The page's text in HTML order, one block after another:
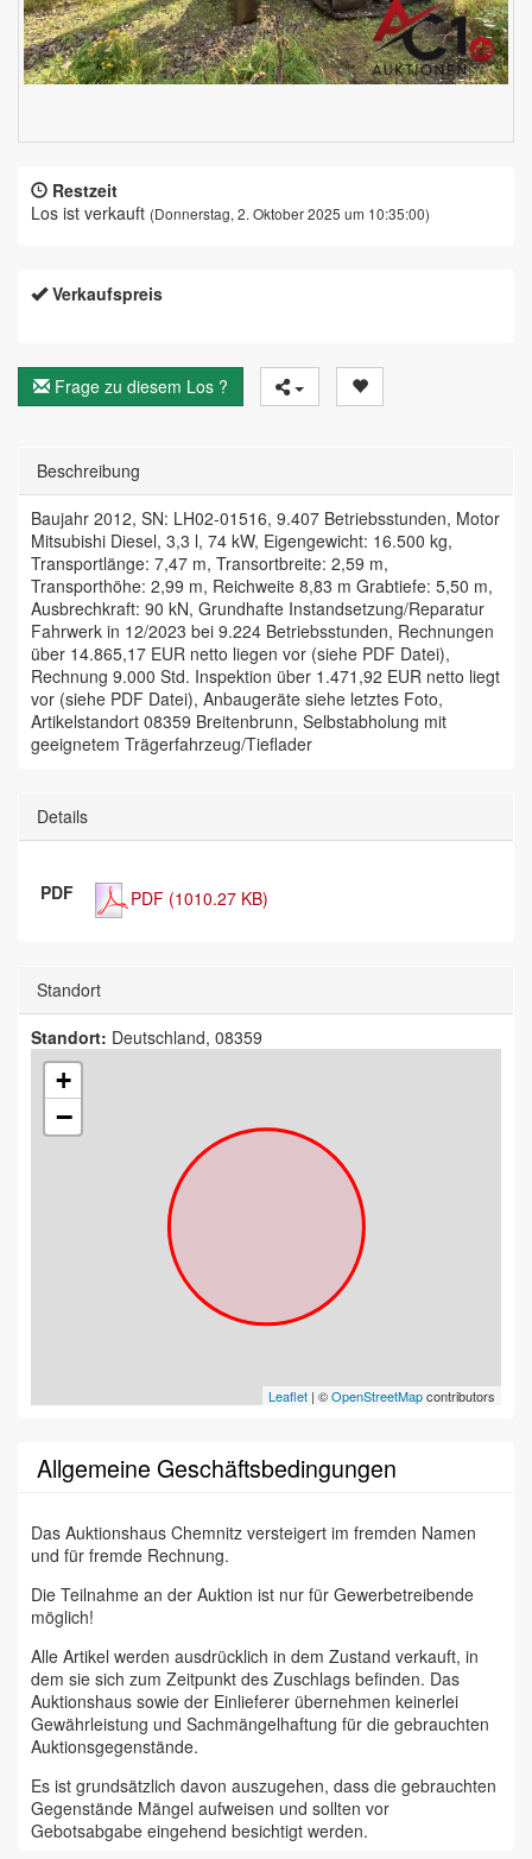
Restzeit
Los ist verkauft (Donnerstag, 2. Oktober 2025 um 10:35:00)
Verkaufspreis
Frage zu diesem Los ?
Beschreibung
Baujahr 2012, SN: LH02-01516, 9.407 Betriebsstunden, Motor
Mitsubishi Diesel, 3,3 l, 74 kW, Eigengewicht: 16.500 kg,
Transportlänge: 7,47 m, Transortbreite: 2,59 m,
Transporthöhe: 2,99 m, Reichweite 8,83 m Grabtiefe: 5,50 m,
Ausbrechkraft: 90 kN, Grundhafte Instandsetzung/Reparatur
Fahrwerk in 12/2023 bei 9.224 Betriebsstunden, Rechnungen
über 14.865,17 EUR netto liegen vor (siehe PDF Datei),
Rechnung 9.000 Std. Inspektion über 1.471,92 EUR netto liegt
vor (siehe PDF Datei), Anbaugeräte siehe letztes Foto,
Artikelstandort 08359 Breitenbrunn, Selbstabholung mit
geeignetem Trägerfahrzeug/Tieflader
Details
PDF PDF (1010.27 KB)
Standort
Standort: Deutschland, 08359
+
−
Leaflet | ©OpenStreetMapcontributors
Allgemeine Geschäftsbedingungen
Das Auktionshaus Chemnitz versteigert im fremden Namen
und für fremde Rechnung.
Die Teilnahme an der Auktion ist nur für Gewerbetreibende
möglich!
Alle Artikel werden ausdrücklich in dem Zustand verkauft, in
dem sie sich zum Zeitpunkt des Zuschlags befinden. Das
Auktionshaus sowie der Einlieferer übernehmen keinerlei
Gewährleistung und Sachmängelhaftung für die gebrauchten
Auktionsgegenstände.
Es ist grundsätzlich davon auszugehen, dass die gebrauchten
Gegenstände Mängel aufweisen und sollten vor
Gebotsabgabe eingehend besichtigt werden.